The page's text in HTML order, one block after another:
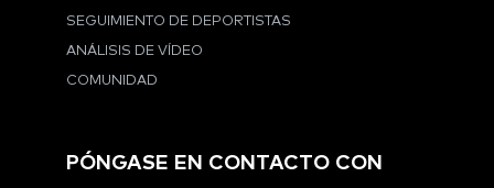
SEGUIMIENTO DE DEPORTISTAS
ANÁLISIS DE VÍDEO
COMUNIDAD
PÓNGASE EN CONTACTO CON